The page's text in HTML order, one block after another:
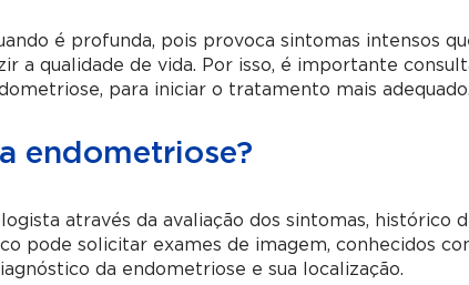
é profunda, pois provoca sintomas intensos
a qualidade de vida. Por isso, é importante
para iniciar o tratamento mais adequado.
endometriose?
através da avaliação dos sintomas, histórico
pode solicitar exames de imagem, conhecidos
da endometriose e sua localização.